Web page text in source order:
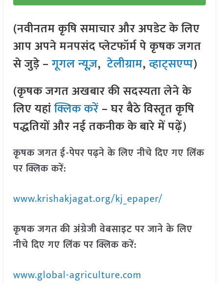
(नवीनतम कृषि समाचार और अपडेट के लिए
आप अपने मनपसंद प्लेटफॉर्म पे कृषक जगत
से जुड़े –गूगल न्यूज़,टेलीग्राम,व्हाट्सएप्प)
(कृषक जगत अखबार की सदस्यता लेने के
लिए यहांक्लिक करें– घर बैठे विस्तृत कृषि
पद्धतियों और नई तकनीक के बारे में पढ़ें)
कृषक जगत ई-पेपर पढ़ने के लिए नीचे दिए गए लिंक
पर क्लिक करें:
www.krishakjagat.org/kj_epaper/
कृषक जगत की अंग्रेजी वेबसाइट पर जाने के लिए
नीचे दिए गए लिंक पर क्लिक करें:
www.global-agriculture.com